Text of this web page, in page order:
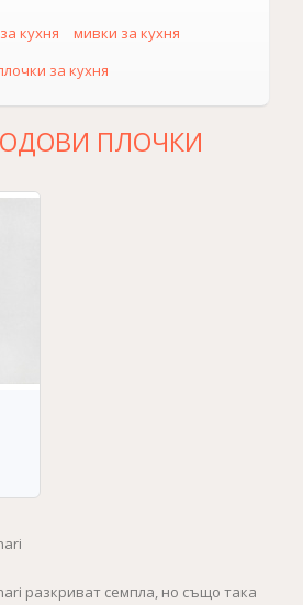
кухня
мивки за кухня
за кухня
ПЛОЧКИ
разкриват семпла, но също така